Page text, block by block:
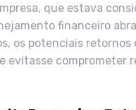
que estava
financeiro
os potenciais retornos
evitasse comprometer